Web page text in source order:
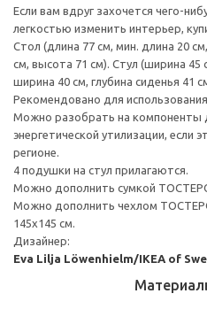
Если вам вдруг захочется чего-
легкостью изменить интерьер,
Стол (длина 77 см, мин. длина 20
см, высота 71 см). Стул (ширина 45
ширина 40 см, глубина сиденья 41
Рекомендовано для использования
Можно разобрать на компоненты
энергетической утилизации, если
регионе.
4 подушки на стул прилагаются.
Можно дополнить сумкой
Можно дополнить чехлом
145x145 см.
Дизайнер:
Eva Lilja Löwenhielm/IKEA of